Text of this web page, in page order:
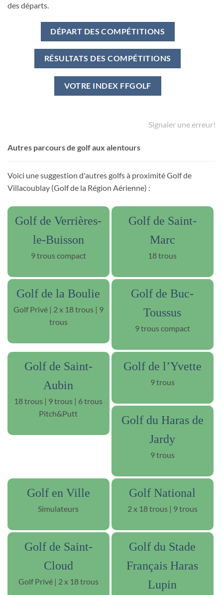
des départs.
DÉPART DES COMPÉTITIONS
RÉSULTATS DES COMPÉTITIONS
VOTRE INDEX FFGOLF
Signaler une erreur!
Autres parcours de golf aux alentours
Voici une suggestion d'autres golfs à proximité Golf de
Villacoublay (Golf de la Région Aérienne) :
Golf de Verrières-
le-Buisson
9 trous compact
Golf de Saint-
Marc
18 trous
Golf de la Boulie
Golf Privé | 2 x 18 trous | 9
trous
Golf de Buc-
Toussus
9 trous compact
Golf de Saint-
Aubin
18 trous | 9 trous | 6 trous
Pitch&Putt
Golf de l’Yvette
9 trous
Golf du Haras de
Jardy
9 trous
Golf en Ville
Simulateurs
Golf National
2 x 18 trous | 9 trous
Golf de Saint-
Cloud
Golf Privé | 2 x 18 trous
Golf du Stade
Français Haras
Lupin